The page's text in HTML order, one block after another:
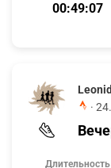
00:49:07
·
Длительность